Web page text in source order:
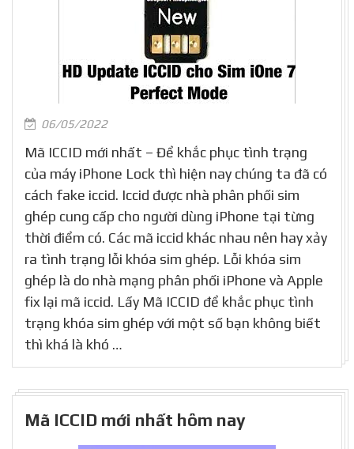
06/05/2022
Mã ICCID mới nhất – Để khắc phục tình trạng
của máy iPhone Lock thì hiện nay chúng ta đã có
cách fake iccid. Iccid được nhà phân phối sim
ghép cung cấp cho người dùng iPhone tại từng
thời điểm có. Các mã iccid khác nhau nên hay xảy
ra tình trạng lỗi khóa sim ghép. Lỗi khóa sim
ghép là do nhà mạng phân phối iPhone và Apple
fix lại mã iccid. Lấy Mã ICCID để khắc phục tình
trạng khóa sim ghép với một số bạn không biết
thì khá là khó …
Mã ICCID mới nhất hôm nay